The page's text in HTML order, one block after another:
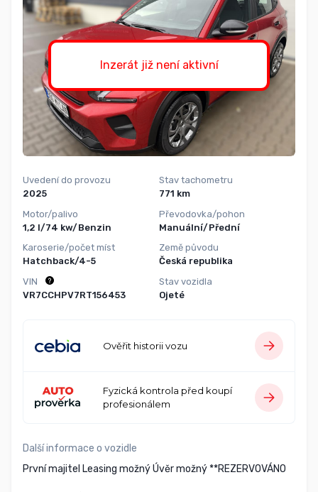
Inzerát již není aktivní
Uvedení do provozu
2025
Motor/palivo
1,2 l/74 kw/Benzin
Karoserie/počet míst
Hatchback/4-5
Stav tachometru
771 km
Převodovka/pohon
Manuální/Přední
Země původu
Česká republika
VIN
VR7CCHPV7RT156453
Stav vozidla
Ojeté
Ověřit historii vozu
Fyzická kontrola před koupí
profesionálem
Další informace o vozidle
První majitel Leasing možný Úvěr možný **REZERVOVÁNO